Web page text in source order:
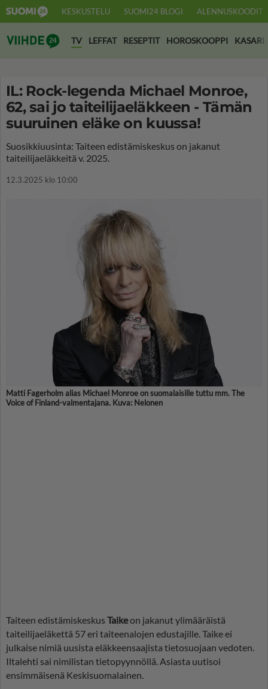
KESKUSTELU SUOMI24 BLOGI ALENNUSKOODIT
Suomi24 Viihde
TV LEFFAT RESEPTIT HOROSKOOPPI KASARI
IL: Rock-legenda Michael Monroe,
62, sai jo taiteilijaeläkkeen - Tämän
suuruinen eläke on kuussa!
Suosikkiuusinta: Taiteen edistämiskeskus on jakanut
taiteilijaeläkkeitä v. 2025.
12.3.2025 klo 10:00
Matti Fagerholm alias Michael Monroe on suomalaisille tuttu mm. The
Voice of Finland-valmentajana. Kuva: Nelonen
Taiteen edistämiskeskus Taikeon jakanut ylimääräistä
taiteilijaeläkettä 57 eri taiteenalojen edustajille. Taike ei
julkaise nimiä uusista eläkkeensaajista tietosuojaan vedoten.
Iltalehti sai nimilistan tietopyynnöllä. Asiasta uutisoi
ensimmäisenä Keskisuomalainen.